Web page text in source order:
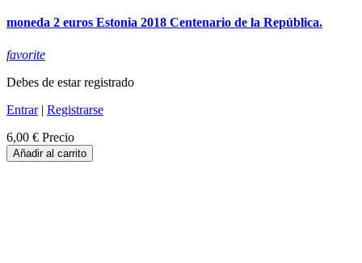
moneda 2 euros Estonia 2018 Centenario de la República.
favorite
Debes de estar registrado
Entrar| Registrarse
6,00 € Precio
Añadir al carrito